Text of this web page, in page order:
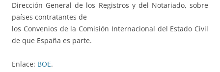
Dirección General de los Registros y del Notariado, sobre
países contratantes de
los Convenios de la Comisión Internacional del Estado Civil
de que España es parte.
Enlace: BOE.